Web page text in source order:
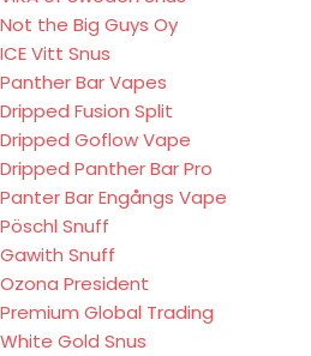
Not the Big Guys Oy
ICE Vitt Snus
Panther Bar Vapes
Dripped Fusion Split
Dripped Goflow Vape
Dripped Panther Bar Pro
Panter Bar Engångs Vape
Pöschl Snuff
Gawith Snuff
Ozona President
Premium Global Trading
White Gold Snus